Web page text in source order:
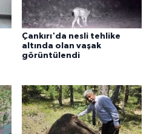
Çankırı'da nesli tehlike
altında olan vaşak
görüntülendi